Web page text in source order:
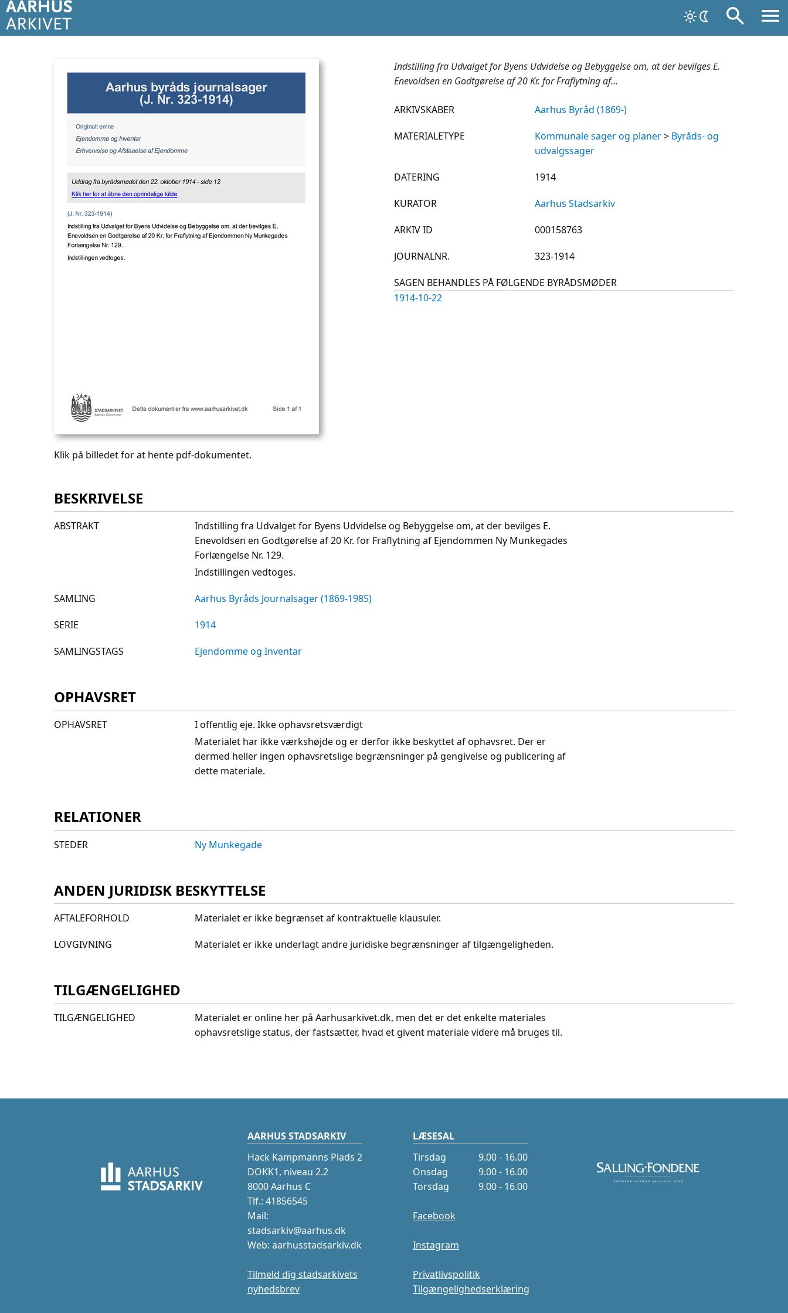
Klik på billedet for at hente pdf-dokumentet.
Indstilling fra Udvalget for Byens Udvidelse og Bebyggelse om, at der bevilges E.
Enevoldsen en Godtgørelse af 20 Kr. for Fraflytning af...
ARKIVSKABER Aarhus Byråd (1869-)
MATERIALETYPE Kommunale sager og planer> Byråds- og
udvalgssager
DATERING 1914
KURATOR Aarhus Stadsarkiv
ARKIV ID 000158763
JOURNALNR. 323-1914
SAGEN BEHANDLES PÅ FØLGENDE BYRÅDSMØDER
1914-10-22
BESKRIVELSE
ABSTRAKT
Indstilling fra Udvalget for Byens Udvidelse og Bebyggelse om, at der bevilges E.
Enevoldsen en Godtgørelse af 20 Kr. for Fraflytning af Ejendommen Ny Munkegades
Forlængelse Nr. 129.
Indstillingen vedtoges.
SAMLING Aarhus Byråds Journalsager (1869-1985)
SERIE 1914
SAMLINGSTAGS Ejendomme og Inventar
OPHAVSRET
OPHAVSRET
I offentlig eje. Ikke ophavsretsværdigt
Materialet har ikke værkshøjde og er derfor ikke beskyttet af ophavsret. Der er
dermed heller ingen ophavsretslige begrænsninger på gengivelse og publicering af
dette materiale.
RELATIONER
STEDER Ny Munkegade
ANDEN JURIDISK BESKYTTELSE
AFTALEFORHOLD Materialet er ikke begrænset af kontraktuelle klausuler.
LOVGIVNING Materialet er ikke underlagt andre juridiske begrænsninger af tilgængeligheden.
TILGÆNGELIGHED
TILGÆNGELIGHED
Materialet er online her på Aarhusarkivet.dk, men det er det enkelte materiales
ophavsretslige status, der fastsætter, hvad et givent materiale videre må bruges til.
AARHUS STADSARKIV
Hack Kampmanns Plads 2
DOKK1, niveau 2.2
8000 Aarhus C
Tlf.: 41856545
Mail:
stadsarkiv@aarhus.dk
Web: aarhusstadsarkiv.dk
Tilmeld dig stadsarkivets
nyhedsbrev
LÆSESAL
Tirsdag
9.00 - 16.00
Onsdag
9.00 - 16.00
Torsdag
9.00 - 16.00
Facebook
Instagram
Privatlivspolitik
Tilgængelighedserklæring